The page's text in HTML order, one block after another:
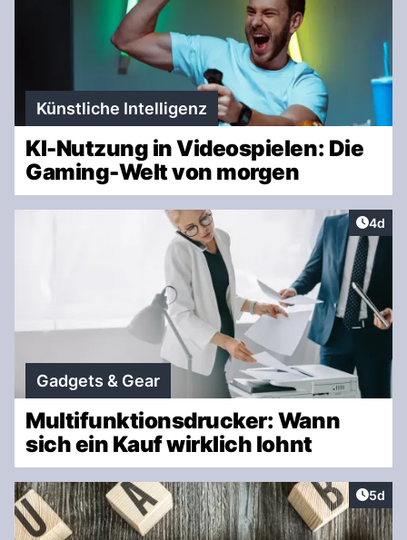
Künstliche Intelligenz
KI-Nutzung in Videospielen: Die
Gaming-Welt von morgen
4d
Gadgets & Gear
Multifunktionsdrucker: Wann
sich ein Kauf wirklich lohnt
5d